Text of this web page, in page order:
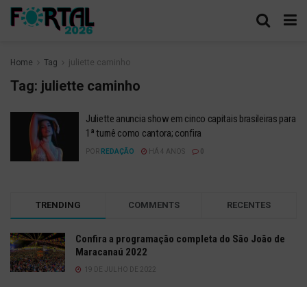
Home Tag juliette caminho
Tag: juliette caminho
Juliette anuncia show em cinco capitais brasileiras para
1ª turnê como cantora; confira
POR REDAÇÃO HÁ 4 ANOS
TRENDING COMMENTS RECENTES
Confira a programação completa do São João de
Maracanaú 2022
19 DE JULHO DE 2022